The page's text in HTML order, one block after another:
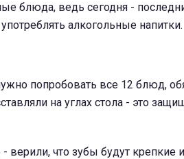
блюда, ведь сегодня -
алкогольные напитки.
попробовать все 12 блюд,
на углах стола - это
верили, что зубы будут крепкие